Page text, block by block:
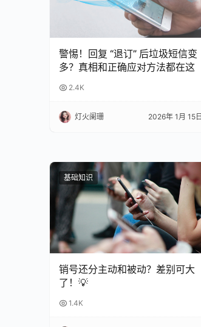
警惕！回复 “退订” 后垃圾短信变
多？真相和正确应对方法都在这
2.4K
灯火阑珊 2026年 1月 15日
基础知识
销号还分主动和被动？差别可大
了！💡
1.4K